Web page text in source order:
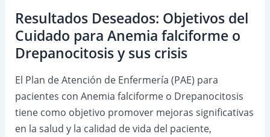
Resultados Deseados: Objetivos del
Cuidado para Anemia falciforme o
Drepanocitosis y sus crisis
El Plan de Atención de Enfermería (PAE) para
pacientes con Anemia falciforme o Drepanocitosis
tiene como objetivo promover mejoras significativas
en la salud y la calidad de vida del paciente,